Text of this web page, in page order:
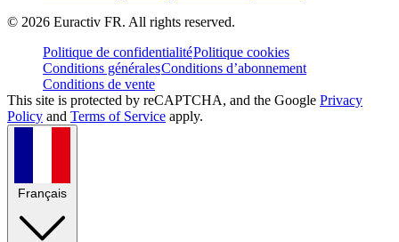
© 2026 Euractiv FR. All rights reserved.
Politique de confidentialitéPolitique cookies
Conditions généralesConditions d’abonnement
Conditions de vente
This site is protected by reCAPTCHA, and the Google Privacy
Policy and Terms of Service apply.
Français